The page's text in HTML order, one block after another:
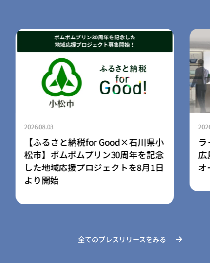
2026.08.03
ライフスタイルブランド「LIB」、
広島空港店を8月3日にリニューアル
オープン
全てのプレスリリースをみる